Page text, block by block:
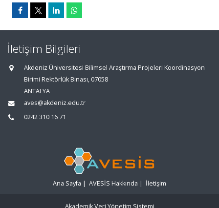
İletişim Bilgileri
Akdeniz Üniversitesi Bilimsel Araştırma Projeleri Koordinasyon
Birimi Rektörlük Binası, 07058
ANTALYA
aves@akdeniz.edu.tr
0242 310 16 71
Ana Sayfa | AVESİS Hakkında | İletişim
Akademik Veri Yönetim Sistemi